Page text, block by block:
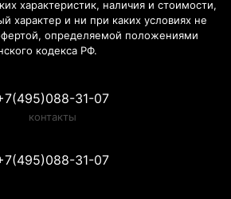
характеристик, наличия и стоимости,
характер и ни при каких условиях не
определяемой положениями
кодекса РФ.
31-07
контакты
31-07